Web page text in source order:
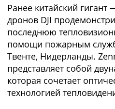
Ранее китайский гигант
дронов DJI
последнюю
помощи пожарным
Твенте, Нидерланды.
представляет собой
которая сочетает
технологией